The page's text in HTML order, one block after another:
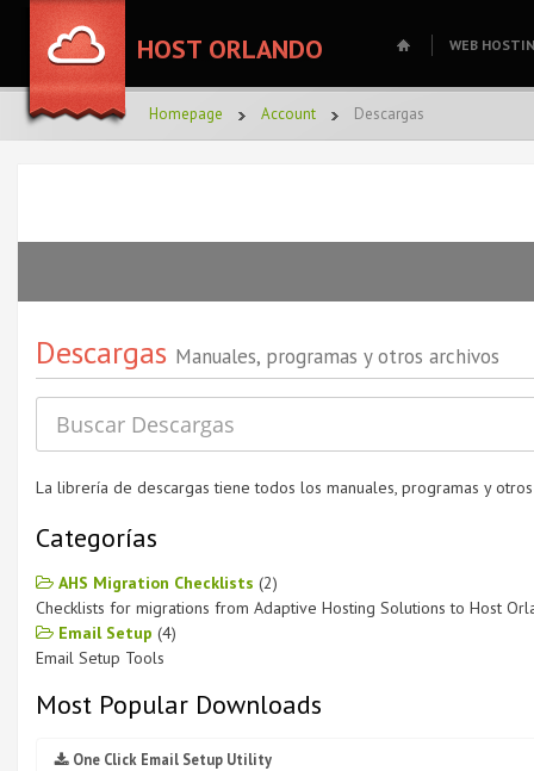
HOST ORLANDO WEB
Homepage Account Descargas
Descargas Manuales, programas y otros archivos
La librería de descargas tiene todos los manuales, programas y
Categorías
AHS Migration Checklists (2)
Checklists for migrations from Adaptive Hosting Solutions to Host
Email Setup (4)
Email Setup Tools
Most Popular Downloads
One Click Email Setup Utility